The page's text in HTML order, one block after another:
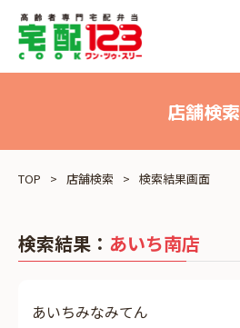
店舗検索
TOP 店舗検索 検索結果画面
検索結果： あいち南店
あいちみなみてん